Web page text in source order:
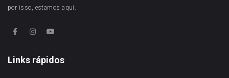
por isso, estamos aqui.
Links rápidos